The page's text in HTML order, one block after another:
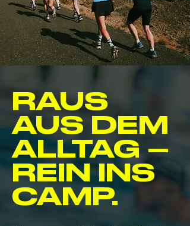
RAUS
AUS DEM
ALLTAG –
REIN INS
CAMP.